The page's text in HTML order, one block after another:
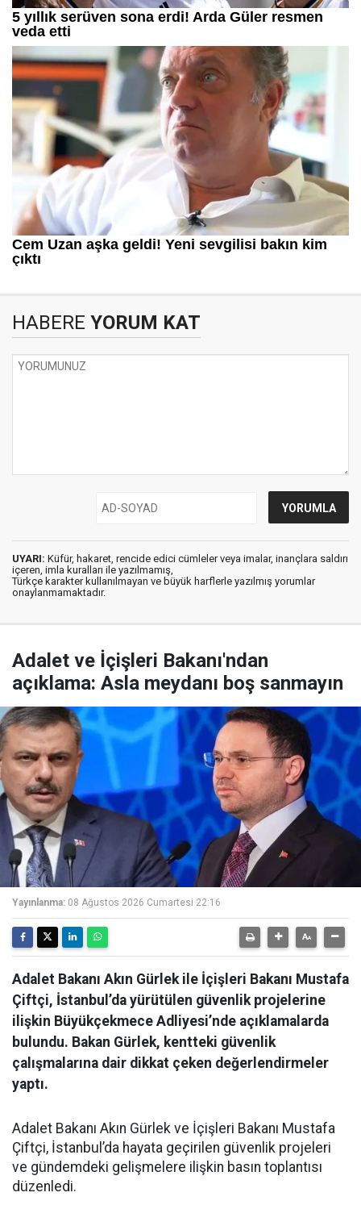
HABERE YORUM KAT
UYARI: Küfür, hakaret, rencide edici cümleler veya imalar, inançlara saldırı
içeren, imla kuralları ile yazılmamış,
Türkçe karakter kullanılmayan ve büyük harflerle yazılmış yorumlar
onaylanmamaktadır.
Adalet ve İçişleri Bakanı'ndan
açıklama: Asla meydanı boş sanmayın
Yayınlanma: 08 Ağustos 2026 Cumartesi 22:16
Adalet Bakanı Akın Gürlek ile İçişleri Bakanı Mustafa
Çiftçi, İstanbul’da yürütülen güvenlik projelerine
ilişkin Büyükçekmece Adliyesi’nde açıklamalarda
bulundu. Bakan Gürlek, kentteki güvenlik
çalışmalarına dair dikkat çeken değerlendirmeler
yaptı.
Adalet Bakanı Akın Gürlek ve İçişleri Bakanı Mustafa
Çiftçi, İstanbul’da hayata geçirilen güvenlik projeleri
ve gündemdeki gelişmelere ilişkin basın toplantısı
düzenledi.